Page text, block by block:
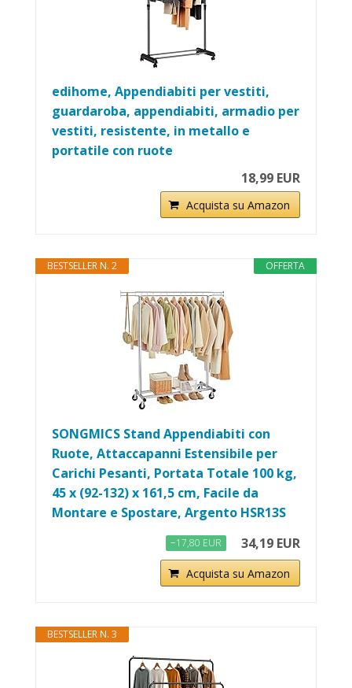
edihome, Appendiabiti per vestiti,
guardaroba, appendiabiti, armadio per
vestiti, resistente, in metallo e
portatile con ruote
18,99 EUR
Acquista su Amazon
OFFERTA
BESTSELLER N. 2
SONGMICS Stand Appendiabiti con
Ruote, Attaccapanni Estensibile per
Carichi Pesanti, Portata Totale 100 kg,
45 x (92-132) x 161,5 cm, Facile da
Montare e Spostare, Argento HSR13S
−17,80 EUR 34,19 EUR
Acquista su Amazon
BESTSELLER N. 3